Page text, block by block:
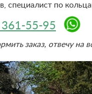
специалист по
361-55-95
заказ, отвечу на